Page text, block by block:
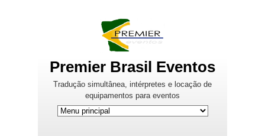
Premier Brasil Eventos
Tradução simultânea, intérpretes e locação de
equipamentos para eventos